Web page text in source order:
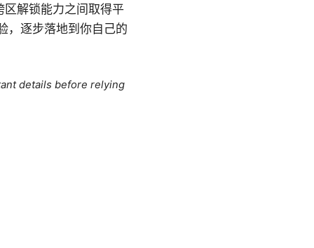
解锁能力之间取得平
，逐步落地到你自己的
details before relying